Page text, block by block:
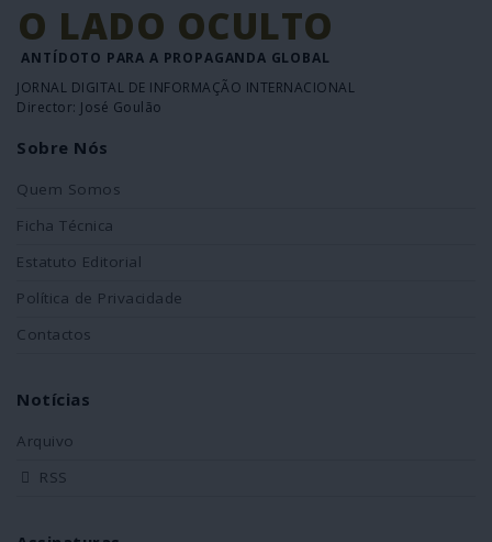
O LADO OCULTO
ANTÍDOTO PARA A PROPAGANDA GLOBAL
JORNAL DIGITAL DE INFORMAÇÃO INTERNACIONAL
Director: José Goulão
Sobre Nós
Quem Somos
Ficha Técnica
Estatuto Editorial
Política de Privacidade
Contactos
Notícias
Arquivo
RSS